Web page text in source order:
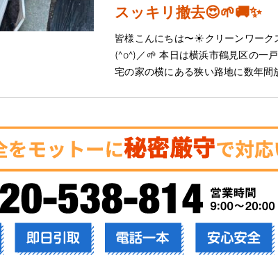
スッキリ撤去😍🌱🚚✨
皆様こんにちは〜☀️クリーンワーク
(^o^)／🌱 本日は横浜市鶴見区の一
宅の家の横にある狭い路地に数年